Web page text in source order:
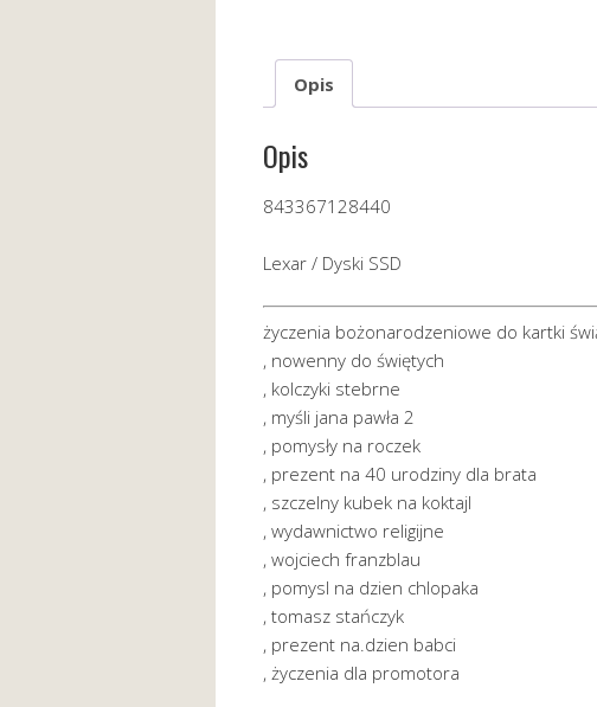
Opis
Opis
843367128440
Lexar / Dyski SSD
życzenia bożonarodzeniowe do kartki
, nowenny do świętych
, kolczyki stebrne
, myśli jana pawła 2
, pomysły na roczek
, prezent na 40 urodziny dla brata
, szczelny kubek na koktajl
, wydawnictwo religijne
, wojciech franzblau
, pomysl na dzien chlopaka
, tomasz stańczyk
, prezent na.dzien babci
, życzenia dla promotora